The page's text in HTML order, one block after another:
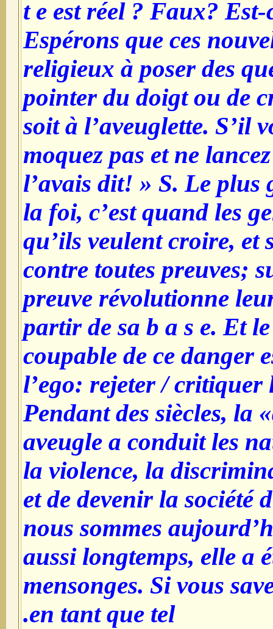
t e est réel ? Faux?
Espérons que ces
religieux à poser des
pointer du doigt ou de
soit à l’aveuglette. S’il
moquez pas et ne
l’avais dit! » S. Le plus
la foi, c’est quand les
qu’ils veulent croire, et
contre toutes preuves;
preuve révolutionne
partir de sa b a s e. Et
coupable de ce danger
l’ego: rejeter / critiquer
Pendant des siècles, la
aveugle a conduit les
la violence, la
et de devenir la société
nous sommes
aussi longtemps, elle a
mensonges. Si vous
en tant que tel.